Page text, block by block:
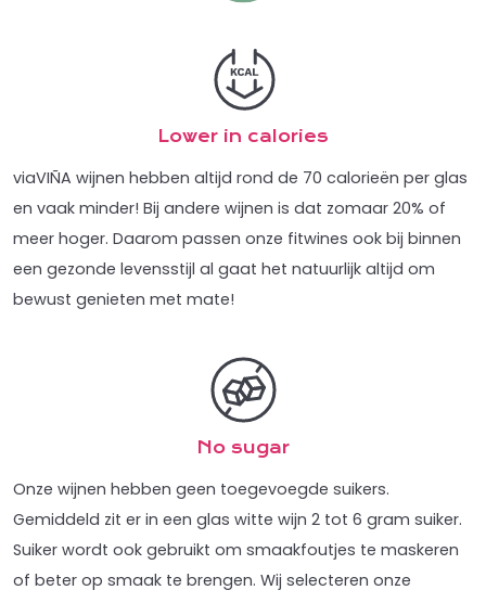
Lower in calories
viaVIÑA wijnen hebben altijd rond de 70 calorieën per glas
en vaak minder! Bij andere wijnen is dat zomaar 20% of
meer hoger. Daarom passen onze fitwines ook bij binnen
een gezonde levensstijl al gaat het natuurlijk altijd om
bewust genieten met mate!
No sugar
Onze wijnen hebben geen toegevoegde suikers.
Gemiddeld zit er in een glas witte wijn 2 tot 6 gram suiker.
Suiker wordt ook gebruikt om smaakfoutjes te maskeren
of beter op smaak te brengen. Wij selecteren onze